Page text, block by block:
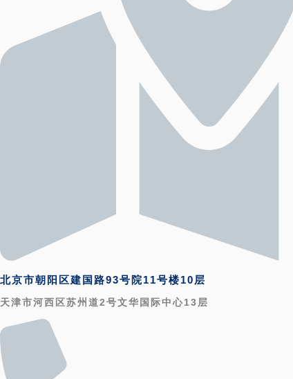
北京市朝阳区建国路93号院11号楼10层
天津市河西区苏州道2号文华国际中心13层